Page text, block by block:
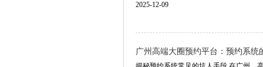
2025-12-09
广州高端大圈预约平台：预约系统